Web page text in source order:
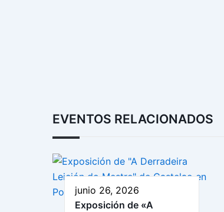
EVENTOS RELACIONADOS
junio 26, 2026
Exposición de «A